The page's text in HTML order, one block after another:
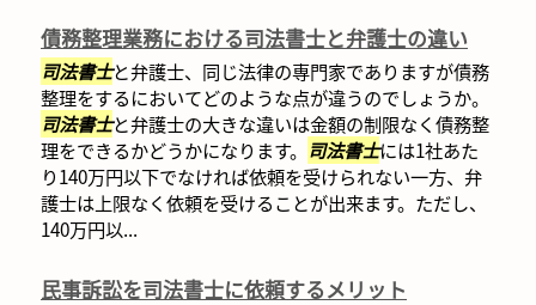
債務整理業務における司法書士と弁護士の違い
司法書士と弁護士、同じ法律の専門家でありますが債務
整理をするにおいてどのような点が違うのでしょうか。
司法書士と弁護士の大きな違いは金額の制限なく債務整
理をできるかどうかになります。 司法書士には1社あた
り140万円以下でなければ依頼を受けられない一方、弁
護士は上限なく依頼を受けることが出来ます。ただし、
140万円以...
民事訴訟を司法書士に依頼するメリット